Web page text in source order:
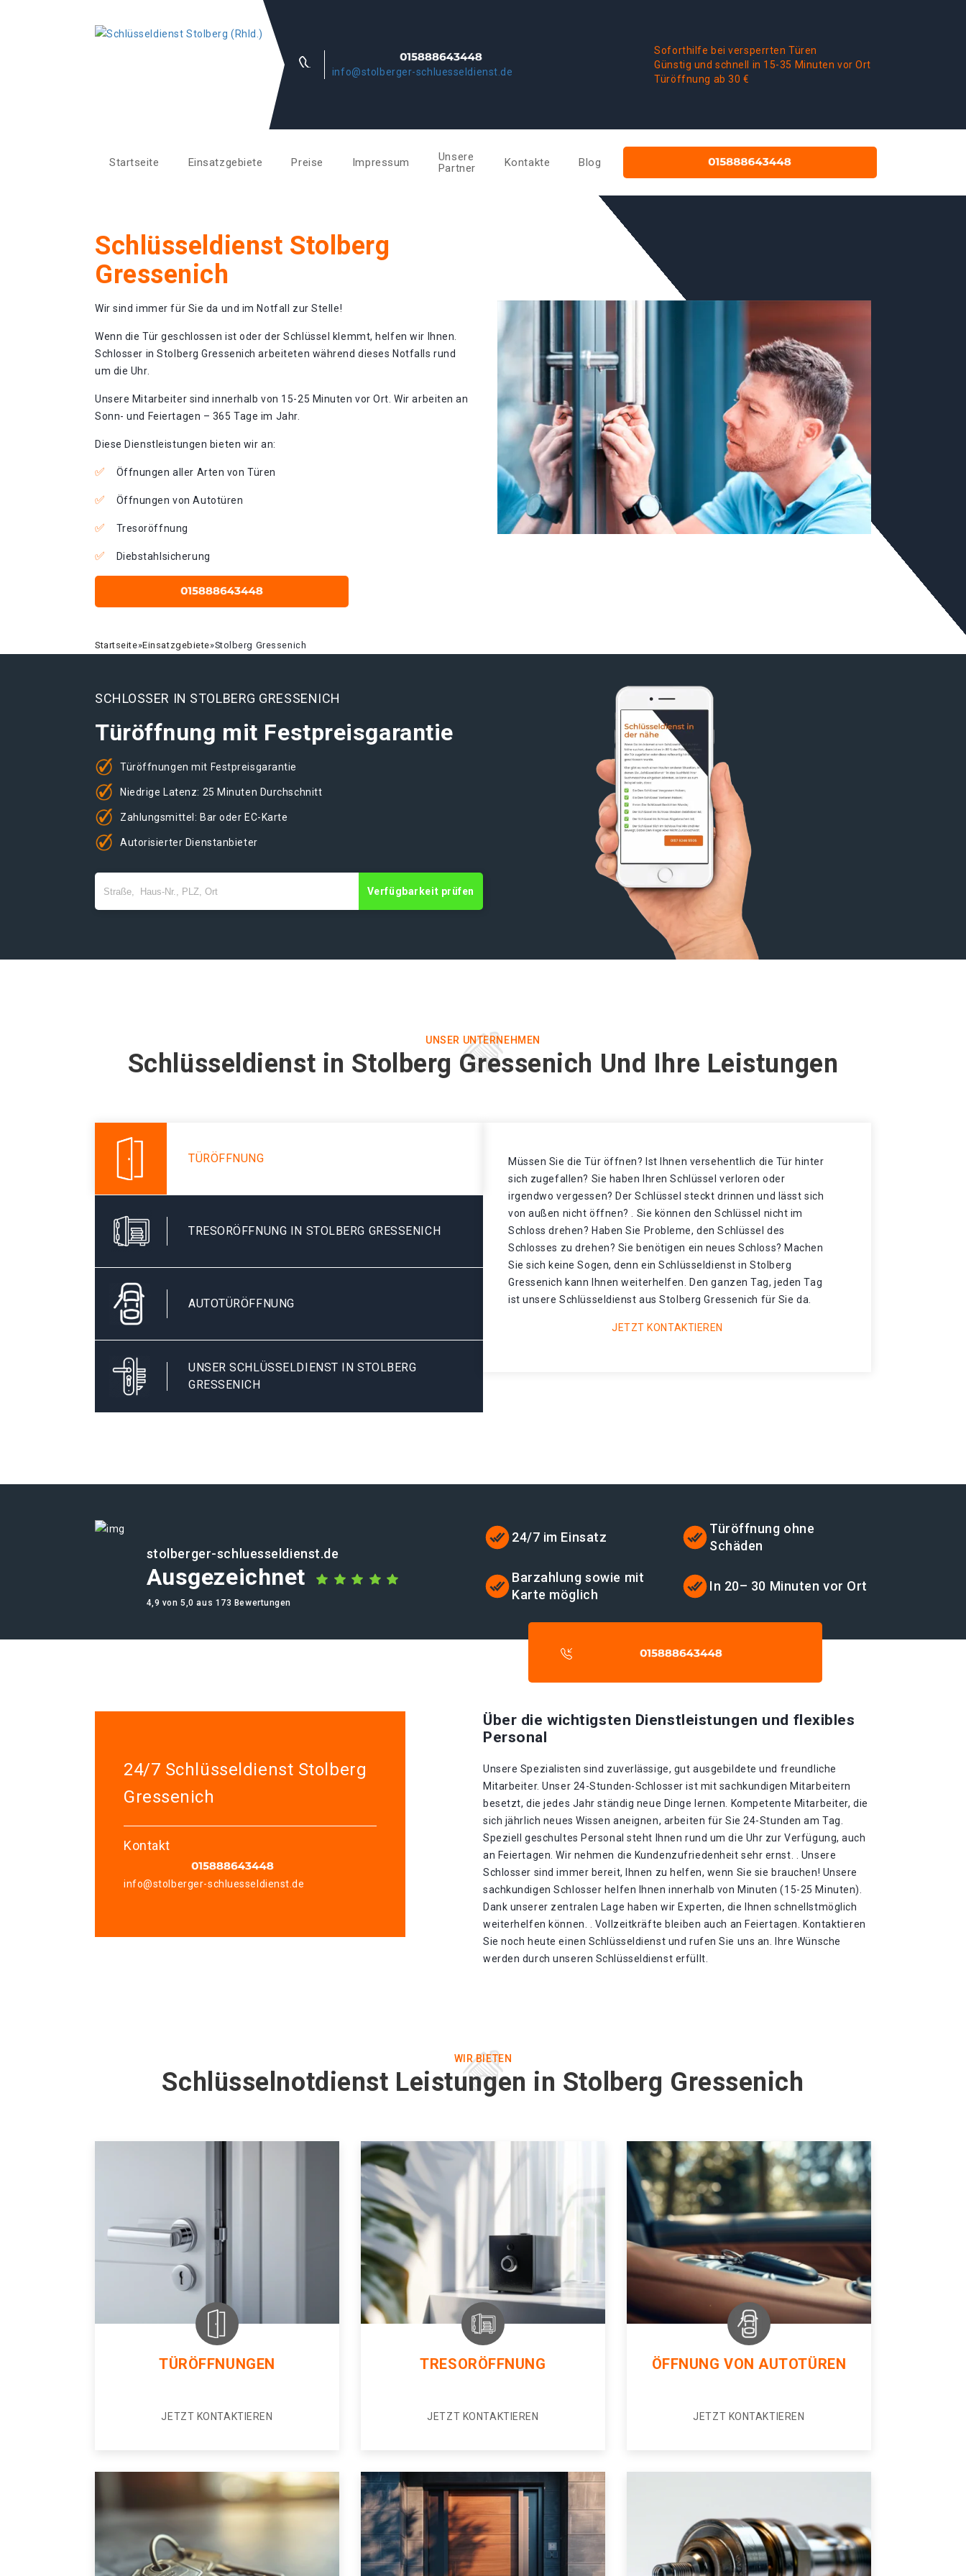
info@stolberger-schluesseldienst.de
Soforthilfe bei versperrten Türen
Günstig und schnell in 15-35 Minuten vor Ort
Türöffnung ab 30 €
Startseite Einsatzgebiete Preise Impressum
Unsere
Partner
Kontakte Blog
Schlüsseldienst Stolberg
Gressenich
Wir sind immer für Sie da und im Notfall zur Stelle!
Wenn die Tür geschlossen ist oder der Schlüssel klemmt, helfen wir Ihnen.
Schlosser in Stolberg Gressenich arbeiteten während dieses Notfalls rund
um die Uhr.
Unsere Mitarbeiter sind innerhalb von 15-25 Minuten vor Ort. Wir arbeiten an
Sonn- und Feiertagen – 365 Tage im Jahr.
Diese Dienstleistungen bieten wir an:
Öffnungen aller Arten von Türen
Öffnungen von Autotüren
Tresoröffnung
Diebstahlsicherung
Startseite»Einsatzgebiete»Stolberg Gressenich
SCHLOSSER IN STOLBERG GRESSENICH
Türöffnung mit Festpreisgarantie
Türöffnungen mit Festpreisgarantie
Niedrige Latenz: 25 Minuten Durchschnitt
Zahlungsmittel: Bar oder EC-Karte
Autorisierter Dienstanbieter
Verfügbarkeit prüfen
UNSER UNTERNEHMEN
Schlüsseldienst in Stolberg Gressenich Und Ihre Leistungen
TÜRÖFFNUNG
TRESORÖFFNUNG IN STOLBERG GRESSENICH
AUTOTÜRÖFFNUNG
UNSER SCHLÜSSELDIENST IN STOLBERG
GRESSENICH
Müssen Sie die Tür öffnen? Ist Ihnen versehentlich die Tür hinter
sich zugefallen? Sie haben Ihren Schlüssel verloren oder
irgendwo vergessen? Der Schlüssel steckt drinnen und lässt sich
von außen nicht öffnen? . Sie können den Schlüssel nicht im
Schloss drehen? Haben Sie Probleme, den Schlüssel des
Schlosses zu drehen? Sie benötigen ein neues Schloss? Machen
Sie sich keine Sogen, denn ein Schlüsseldienst in Stolberg
Gressenich kann Ihnen weiterhelfen. Den ganzen Tag, jeden Tag
ist unsere Schlüsseldienst aus Stolberg Gressenich für Sie da.
JETZT KONTAKTIEREN
stolberger-schluesseldienst.de
Ausgezeichnet
4,9 von 5,0 aus 173 Bewertungen
24/7 im Einsatz
Türöffnung ohne
Schäden
Barzahlung sowie mit
Karte möglich
In 20– 30 Minuten vor Ort
24/7 Schlüsseldienst Stolberg
Gressenich
Kontakt
info@stolberger-schluesseldienst.de
Über die wichtigsten Dienstleistungen und flexibles
Personal
Unsere Spezialisten sind zuverlässige, gut ausgebildete und freundliche
Mitarbeiter. Unser 24-Stunden-Schlosser ist mit sachkundigen Mitarbeitern
besetzt, die jedes Jahr ständig neue Dinge lernen. Kompetente Mitarbeiter, die
sich jährlich neues Wissen aneignen, arbeiten für Sie 24-Stunden am Tag.
Speziell geschultes Personal steht Ihnen rund um die Uhr zur Verfügung, auch
an Feiertagen. Wir nehmen die Kundenzufriedenheit sehr ernst. . Unsere
Schlosser sind immer bereit, Ihnen zu helfen, wenn Sie sie brauchen! Unsere
sachkundigen Schlosser helfen Ihnen innerhalb von Minuten (15-25 Minuten).
Dank unserer zentralen Lage haben wir Experten, die Ihnen schnellstmöglich
weiterhelfen können. . Vollzeitkräfte bleiben auch an Feiertagen. Kontaktieren
Sie noch heute einen Schlüsseldienst und rufen Sie uns an. Ihre Wünsche
werden durch unseren Schlüsseldienst erfüllt.
WIR BIETEN
Schlüsselnotdienst Leistungen in Stolberg Gressenich
TÜRÖFFNUNGEN
JETZT KONTAKTIEREN
TRESORÖFFNUNG
JETZT KONTAKTIEREN
ÖFFNUNG VON AUTOTÜREN
JETZT KONTAKTIEREN